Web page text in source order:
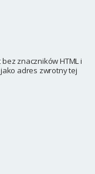
znaczników HTML i
adres zwrotny tej